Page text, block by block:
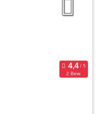
2 Bew.